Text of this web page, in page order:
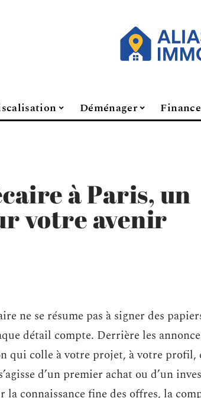
Déménager
à Paris, un
votre avenir
ne se résume pas à signer des
détail compte. Derrière les
qui colle à votre projet, à votre profil,
d’un premier achat ou d’un
connaissance fine des offres, la